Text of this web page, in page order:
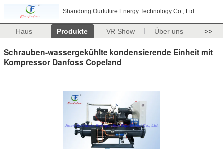
Shandong Ourfuture Energy Technology Co., Ltd.
Haus Produkte VR Show Über uns >>
Schrauben-wassergekühlte kondensierende Einheit mit
Kompressor Danfoss Copeland